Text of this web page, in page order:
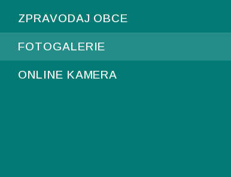
ZPRAVODAJ OBCE
FOTOGALERIE
ONLINE KAMERA